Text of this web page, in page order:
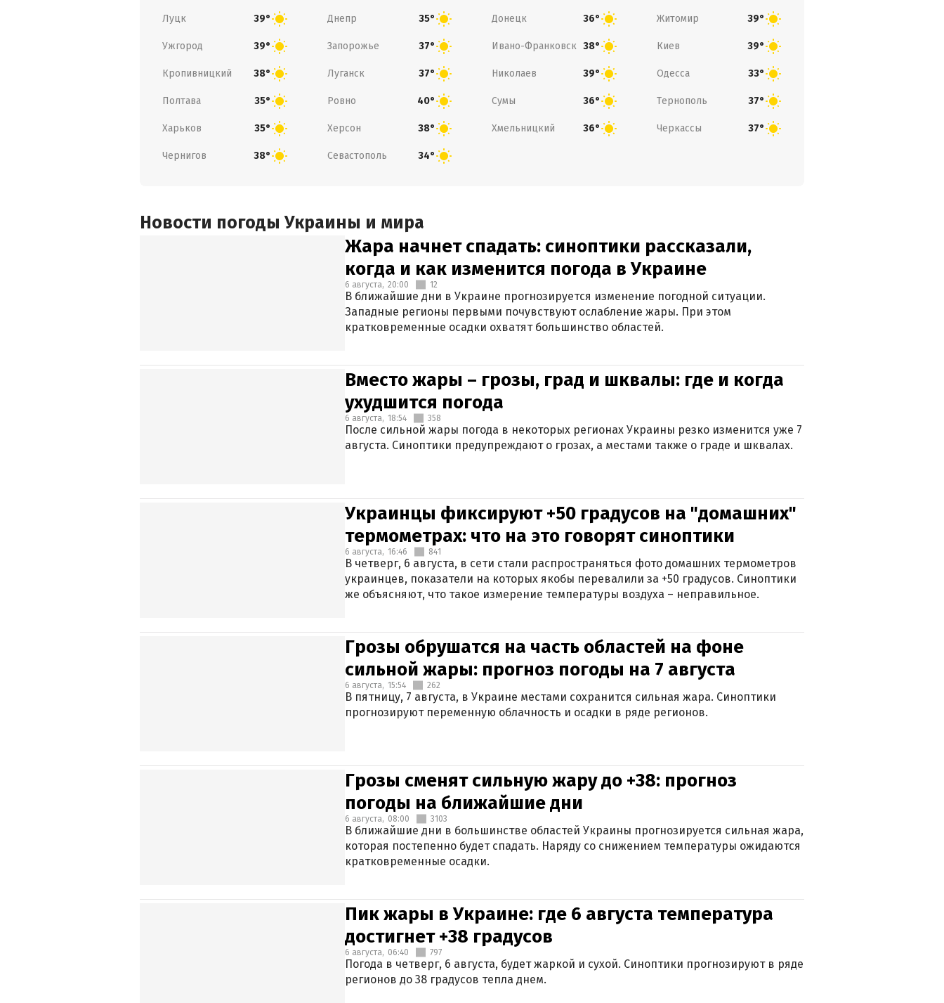
Луцк 39° Днепр 35° Донецк 36° Житомир 39°
Ужгород 39° Запорожье 37° Ивано-Франковск 38° Киев 39°
Кропивницкий 38° Луганск 37° Николаев 39° Одесса 33°
Полтава 35° Ровно 40° Сумы 36° Тернополь 37°
Харьков 35° Херсон 38° Хмельницкий 36° Черкассы 37°
Чернигов 38° Севастополь 34°
Новости погоды Украины и мира
Жара начнет спадать: синоптики рассказали,
когда и как изменится погода в Украине
6 августа, 20:00 12
В ближайшие дни в Украине прогнозируется изменение погодной ситуации.
Западные регионы первыми почувствуют ослабление жары. При этом
кратковременные осадки охватят большинство областей.
Вместо жары – грозы, град и шквалы: где и когда
ухудшится погода
6 августа, 18:54 358
После сильной жары погода в некоторых регионах Украины резко изменится уже 7
августа. Синоптики предупреждают о грозах, а местами также о граде и шквалах.
Украинцы фиксируют +50 градусов на "домашних"
термометрах: что на это говорят синоптики
6 августа, 16:46 841
В четверг, 6 августа, в сети стали распространяться фото домашних термометров
украинцев, показатели на которых якобы перевалили за +50 градусов. Синоптики
же объясняют, что такое измерение температуры воздуха – неправильное.
Грозы обрушатся на часть областей на фоне
сильной жары: прогноз погоды на 7 августа
6 августа, 15:54 262
В пятницу, 7 августа, в Украине местами сохранится сильная жара. Синоптики
прогнозируют переменную облачность и осадки в ряде регионов.
Грозы сменят сильную жару до +38: прогноз
погоды на ближайшие дни
6 августа, 08:00 3103
В ближайшие дни в большинстве областей Украины прогнозируется сильная жара,
которая постепенно будет спадать. Наряду со снижением температуры ожидаются
кратковременные осадки.
Пик жары в Украине: где 6 августа температура
достигнет +38 градусов
6 августа, 06:40 797
Погода в четверг, 6 августа, будет жаркой и сухой. Синоптики прогнозируют в ряде
регионов до 38 градусов тепла днем.